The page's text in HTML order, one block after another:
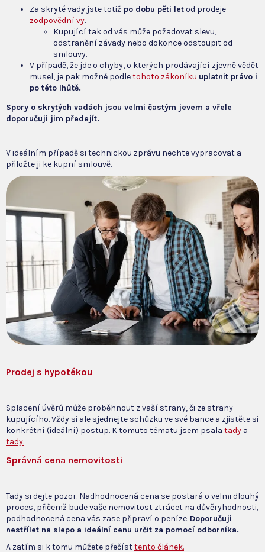
Za skryté vady jste totiž po dobu pěti letod prodeje
zodpovědní vy.
Kupující tak od vás může požadovat slevu,
odstranění závady nebo dokonce odstoupit od
smlouvy.
V případě, že jde o chyby, o kterých prodávající zjevně vědět
musel, je pak možné podletohoto zákoníku uplatnit právo i
po této lhůtě.
Spory o skrytých vadách jsou velmi častým jevem a vřele
doporučuji jim předejít.
V ideálním případě si technickou zprávu nechte vypracovat a
přiložte ji ke kupní smlouvě.
Prodej s hypotékou
Splacení úvěrů může proběhnout z vaší strany, či ze strany
kupujícího. Vždy si ale sjednejte schůzku ve své bance a zjistěte si
konkrétní (ideální) postup. K tomuto tématu jsem psala tady a
tady.
Správná cena nemovitosti
Tady si dejte pozor. Nadhodnocená cena se postará o velmi dlouhý
proces, přičemž bude vaše nemovitost ztrácet na důvěryhodnosti,
podhodnocená cena vás zase připraví o peníze. Doporučuji
nestřílet na slepo a ideální cenu určit za pomocí odborníka.
A zatím si k tomu můžete přečísttento článek.